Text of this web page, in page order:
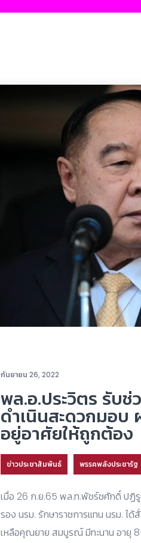
กันยายน 26, 2022
พล.อ.ประวิตร รับ
ดำเนินสะดวกมอบ
อยู่อาศัยให้ถูกต้อง
ข่าวประชาสัมพันธ์ พรรคพลังประชารัฐ
เมื่อ 26 ก.ย.65 พล.ท.พัชร์ชศักดิ์ ปฏิ
รอง นรม. รักษาราชการแทน นรม. ได้
เหลือคุณยาย สมบูรณ์ มีทะนาน อายุ